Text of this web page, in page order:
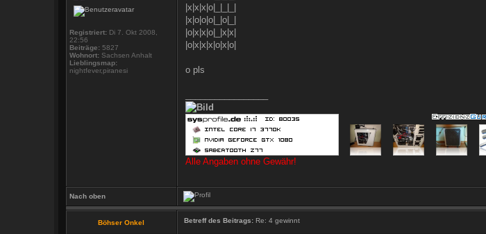
Registriert:Di 7. Okt 2008,
22:56
Beiträge:5827
Wohnort:Sachsen Anhalt
Lieblingsmap:
nightfever,piranesi
|x|x|x|o|_|_|_|
|x|o|o|o|_|o|_|
|o|x|x|o|_|x|x|
|o|x|x|x|o|x|o|
o pls
Alle Angaben ohne Gewähr!
Nach oben
Böhser Onkel Betreff des Beitrags:Re: 4 gewinnt